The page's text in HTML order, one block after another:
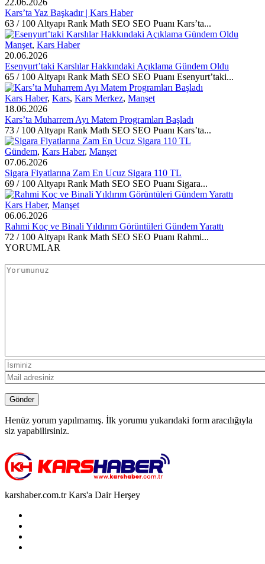
Kars’ta Yaz Başkadır | Kars Haber
63 / 100 Altyapı Rank Math SEO SEO Puanı Kars’ta...
Manşet, Kars Haber
20.06.2026
Esenyurt’taki Karslılar Hakkındaki Açıklama Gündem Oldu
65 / 100 Altyapı Rank Math SEO SEO Puanı Esenyurt’taki...
Kars Haber, Kars, Kars Merkez, Manşet
18.06.2026
Kars’ta Muharrem Ayı Matem Programları Başladı
73 / 100 Altyapı Rank Math SEO SEO Puanı Kars’ta...
Gündem, Kars Haber, Manşet
07.06.2026
Sigara Fiyatlarına Zam En Ucuz Sigara 110 TL
69 / 100 Altyapı Rank Math SEO SEO Puanı Sigara...
Kars Haber, Manşet
06.06.2026
Rahmi Koç ve Binali Yıldırım Görüntüleri Gündem Yarattı
72 / 100 Altyapı Rank Math SEO SEO Puanı Rahmi...
YORUMLAR
Henüz yorum yapılmamış. İlk yorumu yukarıdaki form aracılığıyla
siz yapabilirsiniz.
karshaber.com.tr Kars'a Dair Herşey